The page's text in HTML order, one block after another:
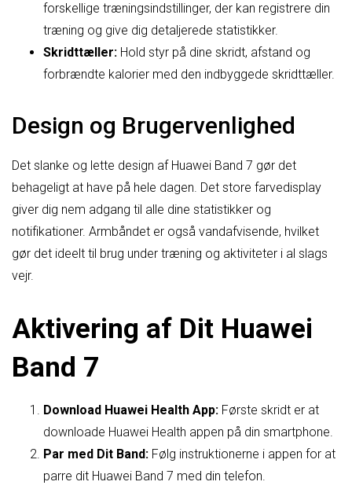
forskellige træningsindstillinger, der kan registrere din
træning og give dig detaljerede statistikker.
Skridttæller: Hold styr på dine skridt, afstand og
forbrændte kalorier med den indbyggede skridttæller.
Design og Brugervenlighed
Det slanke og lette design af Huawei Band 7 gør det
behageligt at have på hele dagen. Det store farvedisplay
giver dig nem adgang til alle dine statistikker og
notifikationer. Armbåndet er også vandafvisende, hvilket
gør det ideelt til brug under træning og aktiviteter i al slags
vejr.
Aktivering af Dit Huawei
Band 7
Download Huawei Health App: Første skridt er at
downloade Huawei Health appen på din smartphone.
Par med Dit Band: Følg instruktionerne i appen for at
parre dit Huawei Band 7 med din telefon.